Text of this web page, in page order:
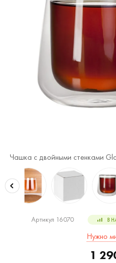
Чашка с двойными стенками
Артикул 16070 В
Нужно
1